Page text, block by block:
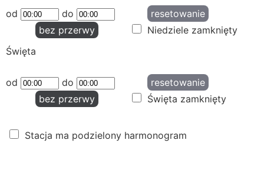
od do
resetowanie
bez przerwy
Niedziele zamknięty
Święta
od do
resetowanie
bez przerwy
Święta zamknięty
Stacja ma podzielony harmonogram